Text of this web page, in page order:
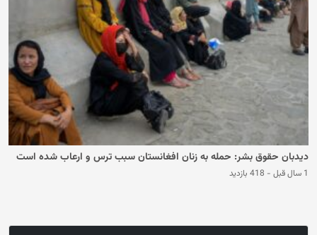
دیدبان حقوق بشر: حمله به زنان افغانستان سبب ترس و ارعاب شده است
1 سال قبل - 418 بازدید